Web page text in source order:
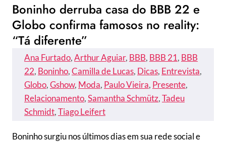
Boninho derruba casa do BBB 22 e
Globo confirma famosos no reality:
“Tá diferente”
Ana Furtado, Arthur Aguiar, BBB, BBB 21, BBB
22, Boninho, Camilla de Lucas, Dicas, Entrevista
Globo, Gshow, Moda, Paulo Vieira, Presente
Relacionamento, Samantha Schmütz, Tadeu
Schmidt, Tiago Leifert
Boninho surgiu nos últimos dias em sua rede social e